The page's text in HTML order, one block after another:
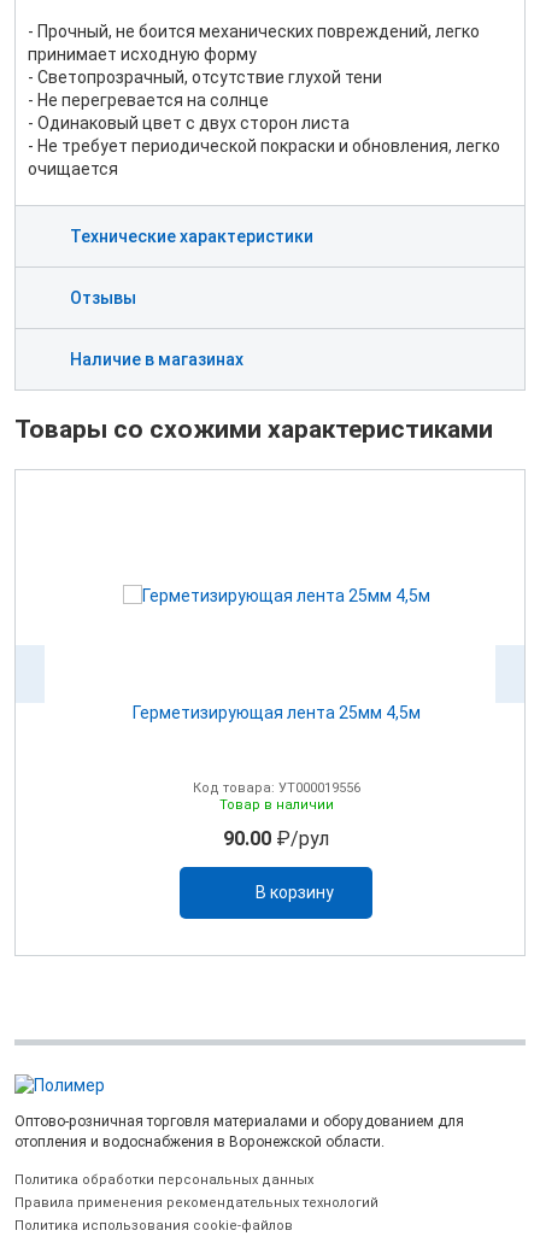
- Прочный, не боится механических повреждений, легко
принимает исходную форму
- Светопрозрачный, отсутствие глухой тени
- Не перегревается на солнце
- Одинаковый цвет с двух сторон листа
- Не требует периодической покраски и обновления, легко
очищается
Технические характеристики
Отзывы
Наличие в магазинах
Товары со схожими характеристиками
Герметизирующая лента 25мм 4,5м
Код товара: УТ000019556
Товар в наличии
90.00 ₽/рул
В корзину
Оптово-розничная торговля материалами и оборудованием для
отопления и водоснабжения в Воронежской области.
Политика обработки персональных данных
Правила применения рекомендательных технологий
Политика использования cookie-файлов